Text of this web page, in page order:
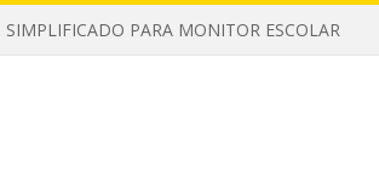
SIMPLIFICADO PARA MONITOR ESCOLAR